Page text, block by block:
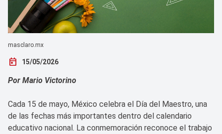
masclaro.mx
today 15/05/2026
Por Mario Victorino
Cada 15 de mayo, México celebra el Día del Maestro, una
de las fechas más importantes dentro del calendario
educativo nacional. La conmemoración reconoce el trabajo